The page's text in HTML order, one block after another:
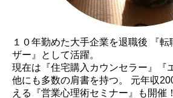
１０年勤めた大手企業を退職後 『転
ザー』として活躍。
現在は『住宅購入カウンセラー』『
他にも多数の肩書を持つ。 元年収
える『営業心理術セミナー』も開催！